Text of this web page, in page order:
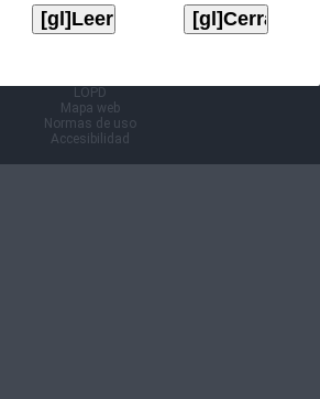
LOPD
Mapa web
Normas de uso
Accesibilidad